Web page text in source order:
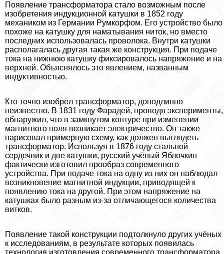
Появление трaнcформатора стало возможным после
изобретения индукционной катушки в 1852 году
механиком из Германии Румкорфом. Его устройство было
похоже на катушку для наматывания ниток, но вместо
последних использовалась проволока. Внутри катушки
располагалась другая такая же конструкция. При подаче
тока на нижнюю катушку фиксировалось напряжение и на
верхней. Объяснялось это явлением, названным
индуктивностью.
Кто точно изобрёл трaнcформатор, доподлинно
неизвестно. В 1831 году Фарадей, проводя эксперименты,
обнаружил, что в замкнутом контуре при изменении
магнитного поля возникает электричество. Он также
нарисовал примерную схему, как должен выглядеть
трaнcформатор. Используя в 1876 году стальной
сердечник и две катушки, русский учёный Яблочкин
фактически изготовил прообраз современного
устройства. При подаче тока на одну из них он наблюдал
возникновение магнитной индукции, приводящей к
появлению тока на другой. При этом напряжение на
катушках было разным из-за отличающегося количества
витков.
Появление такой конструкции подтолкнуло других учёных
к исследованиям, в результате которых появилась
технология изготовления современного трaнcформатора.